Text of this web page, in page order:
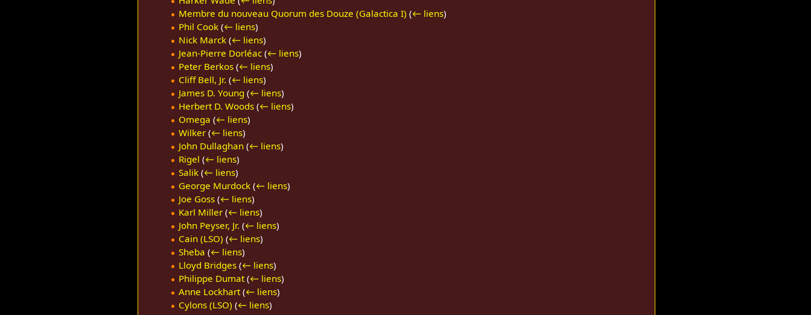
Membre du nouveau Quorum des Douze (Galactica I) (← liens)
Phil Cook (← liens)
Nick Marck (← liens)
Jean-Pierre Dorléac (← liens)
Peter Berkos (← liens)
Cliff Bell, Jr. (← liens)
James D. Young (← liens)
Herbert D. Woods (← liens)
Omega (← liens)
Wilker (← liens)
John Dullaghan (← liens)
Rigel (← liens)
Salik (← liens)
George Murdock (← liens)
Joe Goss (← liens)
Karl Miller (← liens)
John Peyser, Jr. (← liens)
Cain (LSO) (← liens)
Sheba (← liens)
Lloyd Bridges (← liens)
Philippe Dumat (← liens)
Anne Lockhart (← liens)
Cylons (LSO) (← liens)